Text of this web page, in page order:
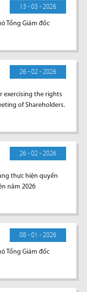
13 - 03 - 2026
Tổng Giám đốc
26 - 02 - 2026
exercising the rights
of Shareholders.
26 - 02 - 2026
thực hiện quyền
năm 2026
08 - 01 - 2026
Tổng Giám đốc